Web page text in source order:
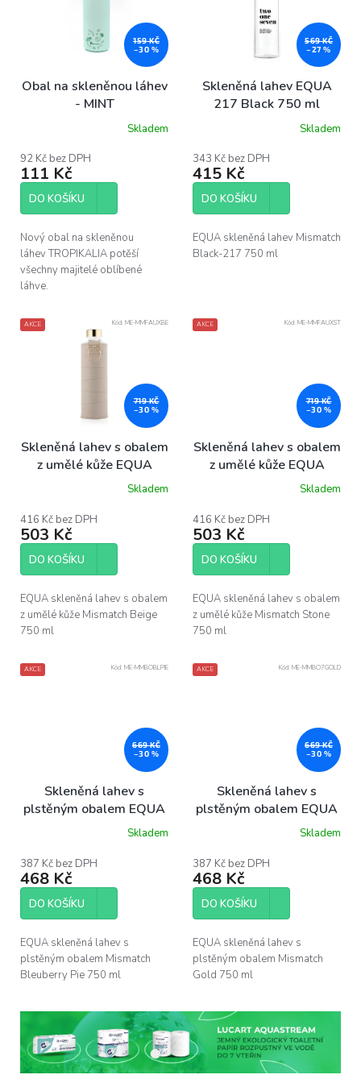
o
d
ů
159 KČ
–30 %
Obal na skleněnou láhev
- MINT
produktu
je
5,0
5
Skladem
92 Kč bez DPH
111 Kč
DO KOŠÍKU
Nový obal na skleněnou
láhev TROPIKALIA potěší
všechny majitelé oblíbené
láhve.
569 KČ
–27 %
Skleněná lahev EQUA
217 Black 750 ml
produktu
je
5,0
5
Skladem
343 Kč bez DPH
415 Kč
DO KOŠÍKU
EQUA skleněná lahev Mismatch
Black-217 750 ml
AKCE
719 KČ
–30 %
Skleněná lahev s obalem
z umělé kůže EQUA
Beige 750 ml
produktu
je
5,0
5
Skladem
416 Kč bez DPH
503 Kč
DO KOŠÍKU
EQUA skleněná lahev s obalem
z umělé kůže Mismatch Beige
750 ml
Kód: ME-MMFAUXBE AKCE
719 KČ
–30 %
Skleněná lahev s obalem
z umělé kůže EQUA
Stone 750 ml
produktu
je
5,0
5
Skladem
416 Kč bez DPH
503 Kč
DO KOŠÍKU
EQUA skleněná lahev s obalem
z umělé kůže Mismatch Stone
750 ml
Kód: ME-MMFAUXST
AKCE
669 KČ
–30 %
Skleněná lahev s
plstěným obalem EQUA
Blueberry Pie 750 ml
produktu
je
5,0
5
Skladem
387 Kč bez DPH
468 Kč
DO KOŠÍKU
EQUA skleněná lahev s
plstěným obalem Mismatch
Bleuberry Pie 750 ml
Kód: ME-MMBOBLPIE AKCE
669 KČ
–30 %
Skleněná lahev s
plstěným obalem EQUA
Gold 750 ml
produktu
je
5,0
5
Skladem
387 Kč bez DPH
468 Kč
DO KOŠÍKU
EQUA skleněná lahev s
plstěným obalem Mismatch
Gold 750 ml
Kód: ME-MMBO7GOLD